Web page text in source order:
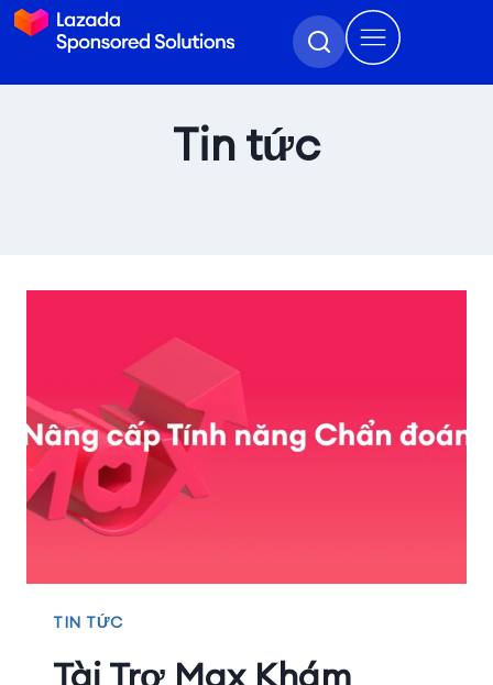
Tin tức
TIN TỨC
Tài Trợ Max Khám